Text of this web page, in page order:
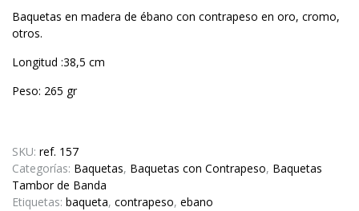
Baquetas en madera de ébano con contrapeso en oro, cromo,
otros.
Longitud :38,5 cm
Peso: 265 gr
SKU: ref. 157
Categorías: Baquetas, Baquetas con Contrapeso, Baquetas
Tambor de Banda
Etiquetas: baqueta, contrapeso, ebano